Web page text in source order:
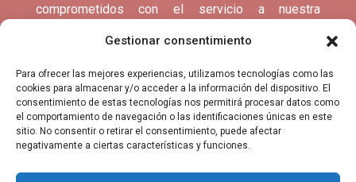
Gestionar consentimiento
Para ofrecer las mejores experiencias, utilizamos tecnologías como las
cookies para almacenar y/o acceder a la información del dispositivo. El
consentimiento de estas tecnologías nos permitirá procesar datos como
el comportamiento de navegación o las identificaciones únicas en este
sitio. No consentir o retirar el consentimiento, puede afectar
negativamente a ciertas características y funciones.
comprometidos con el servicio a nuestra
disponible para atender cualquier consulta, trámite
o sugerencia que puedas tener.